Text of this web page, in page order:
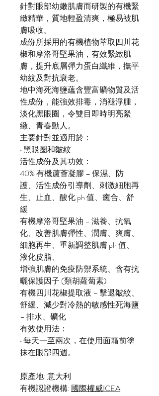
針對眼部幼嫩肌膚而研製的有機緊
緻精華，質地輕盈清爽，極易被肌
膚吸收。
成份所採用的有機植物萃取四川花
椒和摩洛哥堅果油，有效緊緻肌
膚，提升底層彈力蛋白纖維，撫平
幼紋及對抗衰老。
地中海死海鹽蘊含豐富礦物質及活
性成份，能強效排毒，消褪浮腫，
淡化黑眼圈，令雙目即時明亮緊
緻、青春動人。
主要針對並適用於：
‧ 黑眼圈和皺紋
活性成份及其功效：
40% 有機蘆薈凝膠 – 保濕、防
護、活性成份引導劑、刺激細胞再
生、止血、酸化 ph 值、癒合、舒
緩
有機摩洛哥堅果油 – 滋養、抗氧
化、改善肌膚彈性、潤膚、爽膚、
細胞再生、重新調整肌膚 ph 值、
液化皮脂、
增強肌膚的免疫防禦系統、含有抗
曬保護因子 (類胡蘿蔔素)
有機四川花椒提取液 – 擊退皺紋、
舒緩、減少對冷熱的敏感性死海鹽
– 排水、礦化
有效使用法：
‧ 每天一至兩次，在使用面霜前塗
抹在眼部四週。
原產地: 意大利
有機認證機構: 國際權威ICEA